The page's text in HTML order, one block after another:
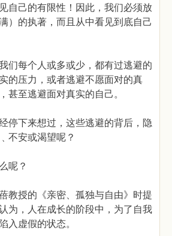
自己的有限性！因此，我们必须放
）的执著，而且从中看见到底自己
们每个人或多或少，都有过逃避的
的压力，或者逃避不愿面对的真
甚至逃避面对真实的自己。
停下来想过，这些逃避的背后，隐
不安或渴望呢？
呢？
教授的《亲密、孤独与自由》时提
为，人在成长的阶段中，为了自我
入虚假的状态。